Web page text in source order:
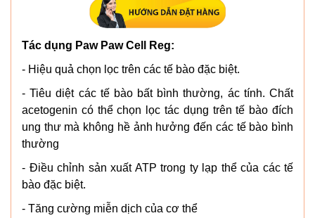
Tác dụng Paw Paw Cell Reg:
- Hiệu quả chọn lọc trên các tế bào đặc biệt.
- Tiêu diệt các tế bào bất bình thường, ác tính. Chất
acetogenin có thể chọn lọc tác dụng trên tế bào đích
ung thư mà không hề ảnh hưởng đến các tế bào bình
thường
- Điều chỉnh sản xuất ATP trong ty lạp thể của các tế
bào đặc biệt.
- Tăng cường miễn dịch của cơ thể